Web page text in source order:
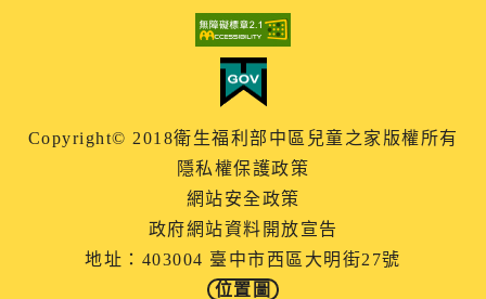
Copyright© 2018衛生福利部中區兒童之家版權所有
隱私權保護政策
網站安全政策
政府網站資料開放宣告
地址：403004 臺中市西區大明街27號
位置圖